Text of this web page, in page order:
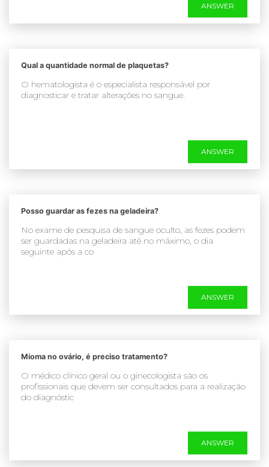
ANSWER
Qual a quantidade normal de plaquetas?
O hematologista é o especialista responsável por
diagnosticar e tratar alterações no sangue.
ANSWER
Posso guardar as fezes na geladeira?
No exame de pesquisa de sangue oculto, as fezes podem
ser guardadas na geladeira até no máximo, o dia
seguinte após a co
ANSWER
Mioma no ovário, é preciso tratamento?
O médico clínico geral ou o ginecologista são os
profissionais que devem ser consultados para a realização
do diagnóstic
ANSWER